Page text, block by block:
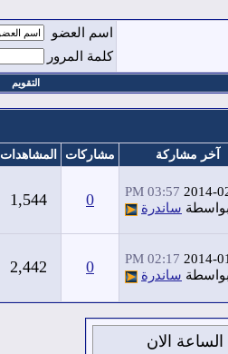
اسم العضو
كلمة المرور
التقويم
آخر مشاركة مشاركات المشاهدات
2014-
03:57 PM
ساندرة 0
1,544
2014-
02:17 PM
ساندرة 0
2,442
6 من اغسطس 2026 , الساعة الان